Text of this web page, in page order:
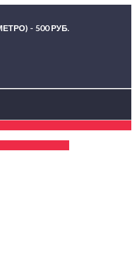
- 500 РУБ.